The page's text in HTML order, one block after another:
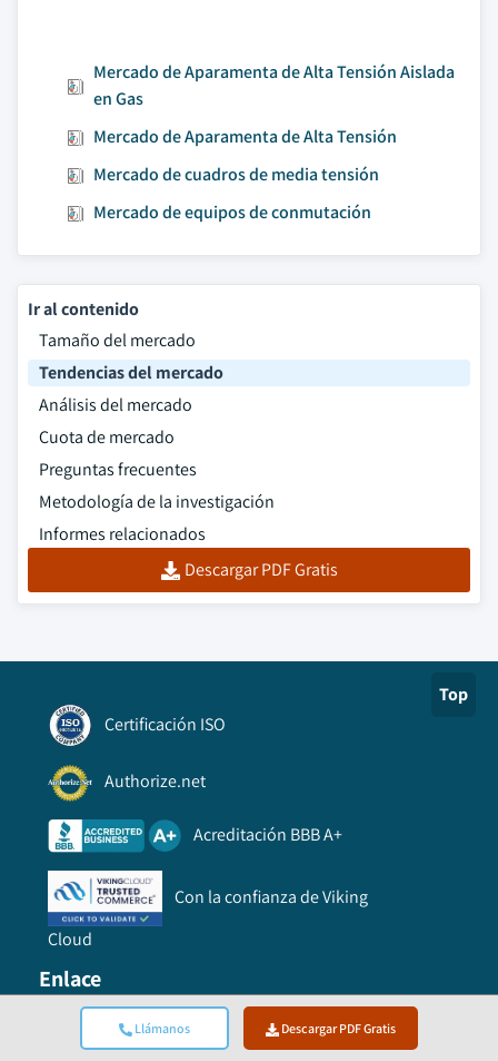
Llámanos Descargar PDF Gratis
Mercado de Aparamenta de Alta Tensión Aislada
en Gas
Mercado de Aparamenta de Alta Tensión
Mercado de cuadros de media tensión
Mercado de equipos de conmutación
Ir al contenido
Tamaño del mercado
Tendencias del mercado
Análisis del mercado
Cuota de mercado
Preguntas frecuentes
Metodología de la investigación
Informes relacionados
Descargar PDF Gratis
Top
Certificación ISO
Authorize.net
Acreditación BBB A+
Con la confianza de Viking
Cloud
Enlace
Preguntas frecuentes